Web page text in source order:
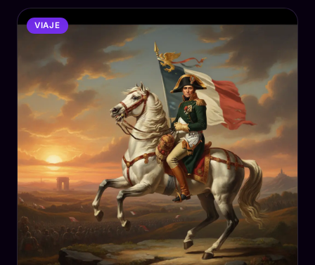
VIAJE